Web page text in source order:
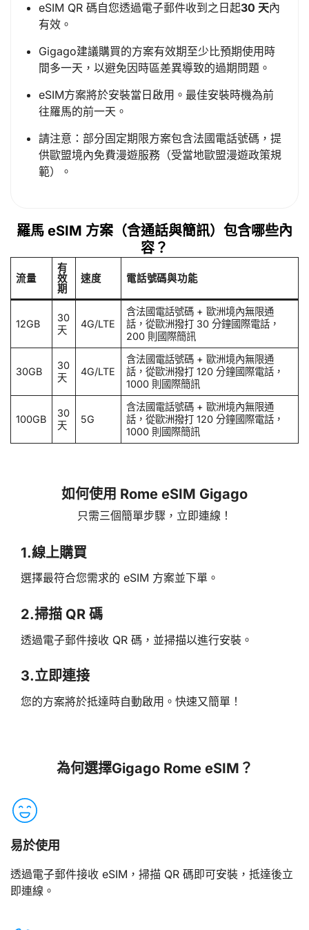
eSIM QR 碼自您透過電子郵件收到之日起30 天內
有效。
Gigago建議購買的方案有效期至少比預期使用時
間多一天，以避免因時區差異導致的過期問題。
eSIM方案將於安裝當日啟用。最佳安裝時機為前
往羅馬的前一天。
請注意：部分固定期限方案包含法國電話號碼，提
供歐盟境內免費漫遊服務（受當地歐盟漫遊政策規
範）。
羅馬 eSIM 方案（含通話與簡訊）包含哪些內
容？
流量
有
效
期
速度 電話號碼與功能
12GB
30
天
4G/LTE
含法國電話號碼 + 歐洲境內無限通
話，從歐洲撥打 30 分鐘國際電話，
200 則國際簡訊
30GB
30
天
4G/LTE
含法國電話號碼 + 歐洲境內無限通
話，從歐洲撥打 120 分鐘國際電話，
1000 則國際簡訊
100GB
30
天
5G
含法國電話號碼 + 歐洲境內無限通
話，從歐洲撥打 120 分鐘國際電話，
1000 則國際簡訊
如何使用 Rome eSIM Gigago
只需三個簡單步驟，立即連線！
1.線上購買
選擇最符合您需求的 eSIM 方案並下單。
2.掃描 QR 碼
透過電子郵件接收 QR 碼，並掃描以進行安裝。
3.立即連接
您的方案將於抵達時自動啟用。快速又簡單！
為何選擇Gigago Rome eSIM？
易於使用
透過電子郵件接收 eSIM，掃描 QR 碼即可安裝，抵達後立
即連線。